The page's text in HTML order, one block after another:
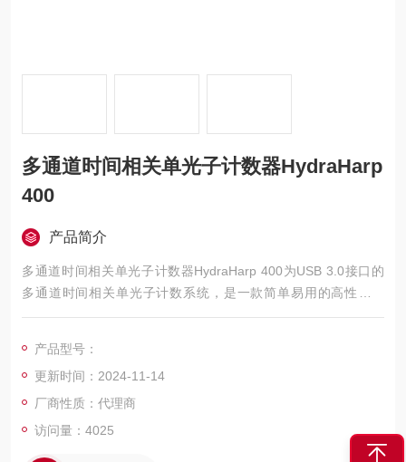
多通道时间相关单光子计数器HydraHarp
400
产品简介
多通道时间相关单光子计数器HydraHarp 400为USB 3.0接口的
多通道时间相关单光子计数系统，是一款简单易用的高性能产
品。可支持8个独立的探测通道，可以作为研究符合相关的探测器
产品型号：
更新时间：2024-11-14
厂商性质：代理商
访问量：4025